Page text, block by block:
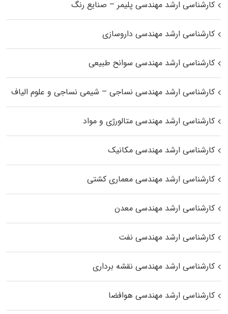
کارشناسی ارشد مهندسی پلیمر – صنایع رنگ
کارشناسی ارشد مهندسی داروسازی
کارشناسی ارشد مهندسی سوانح طبیعی
کارشناسی ارشد مهندسی نساجی – شیمی نساجی و علوم الیاف
کارشناسی ارشد مهندسی متالورژی و مواد
کارشناسی ارشد مهندسی مکانیک
کارشناسی ارشد مهندسی معماری کشتی
کارشناسی ارشد مهندسی معدن
کارشناسی ارشد مهندسی نفت
کارشناسی ارشد مهندسی نقشه برداری
کارشناسی ارشد مهندسی هوافضا